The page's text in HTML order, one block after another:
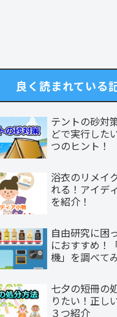
良く読まれている
テントの砂対
どで実行した
つのヒント！
浴衣のリメイ
れる！アイデ
を紹介！
自由研究に困
におすすめ！
機」を調べて
七夕の短冊の
りたい！正し
３つ紹介